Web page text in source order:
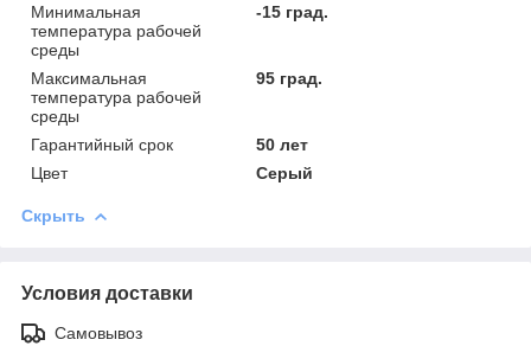
Минимальная
температура рабочей
среды
-15 град.
Максимальная
температура рабочей
среды
95 град.
Гарантийный срок
50 лет
Цвет
Серый
Скрыть
Условия доставки
Самовывоз